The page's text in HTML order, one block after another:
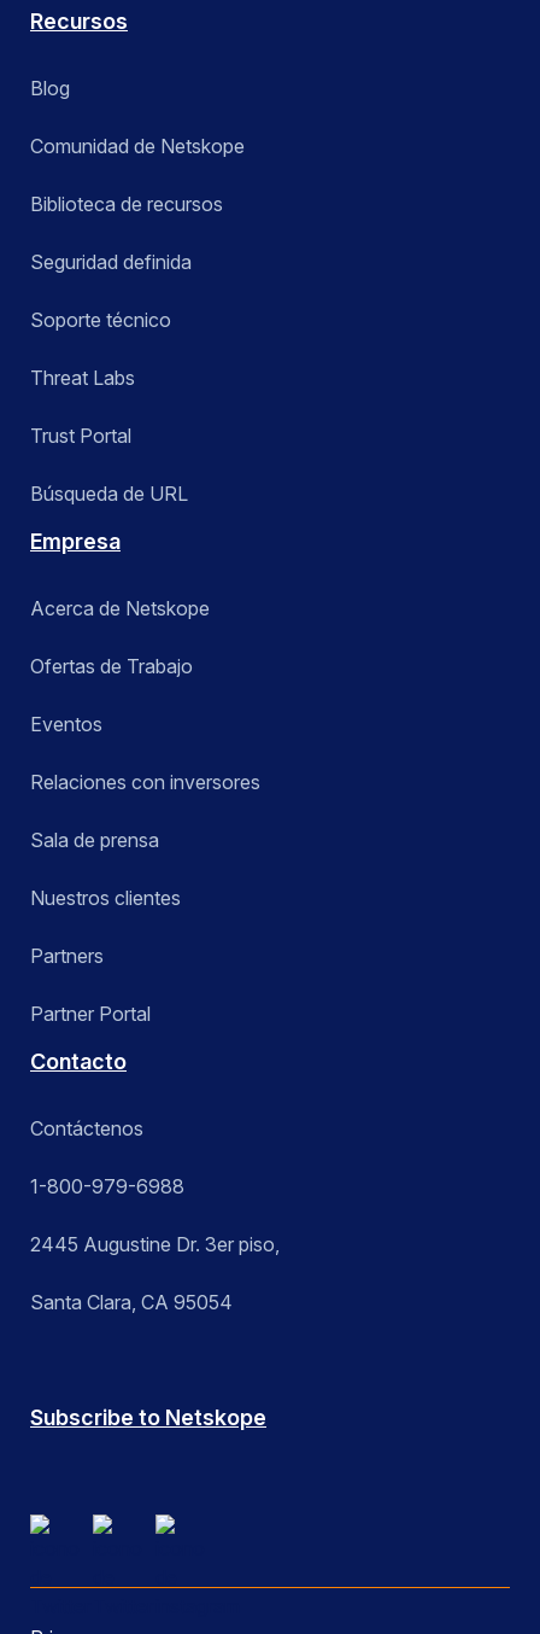
Recursos
Blog
Comunidad de Netskope
Biblioteca de recursos
Seguridad definida
Soporte técnico
Threat Labs
Trust Portal
Búsqueda de URL
Empresa
Acerca de Netskope
Ofertas de Trabajo
Eventos
Relaciones con inversores
Sala de prensa
Nuestros clientes
Partners
Partner Portal
Contacto
Contáctenos
1-800-979-6988
2445 Augustine Dr. 3er piso,
Santa Clara, CA 95054
Subscribe to Netskope